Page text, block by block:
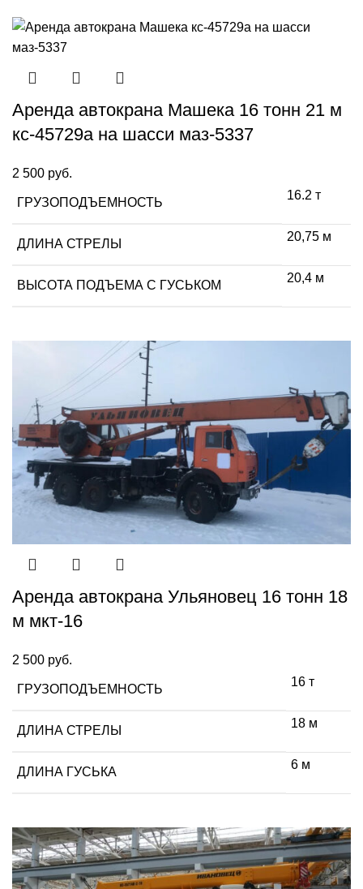
Аренда автокрана Машека 16 тонн 21 м
кс-45729а на шасси маз-5337
2 500 руб.
ГРУЗОПОДЪЕМНОСТЬ
16.2 т
ДЛИНА СТРЕЛЫ
20,75 м
ВЫСОТА ПОДЪЕМА С ГУСЬКОМ
20,4 м
Аренда автокрана Ульяновец 16 тонн 18
м мкт-16
2 500 руб.
ГРУЗОПОДЪЕМНОСТЬ
16 т
ДЛИНА СТРЕЛЫ
18 м
ДЛИНА ГУСЬКА
6 м